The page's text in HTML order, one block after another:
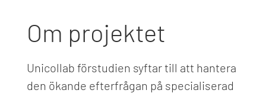
Om projektet
Unicollab förstudien syftar till att hantera
den ökande efterfrågan på specialiserad